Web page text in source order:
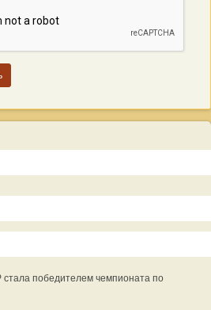
победителем чемпионата по